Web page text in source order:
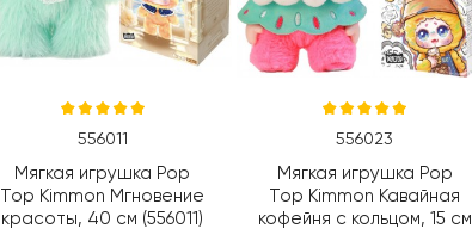
556011
Мягкая игрушка Pop
Top Kimmon Мгновение
красоты, 40 см (556011)
556023
Мягкая игрушка Pop
Top Kimmon Кавайная
кофейня с кольцом, 15 см